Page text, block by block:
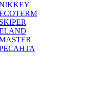
NIKKEY
ELAND
РЕСАНТА